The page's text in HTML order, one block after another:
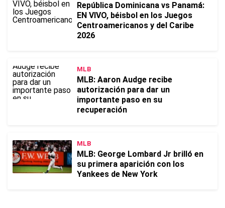
República Dominicana vs Panamá:
EN VIVO, béisbol en los Juegos
Centroamericanos y del Caribe
2026
MLB
MLB: Aaron Audge recibe
autorización para dar un
importante paso en su
recuperación
MLB
MLB: George Lombard Jr brilló en
su primera aparición con los
Yankees de New York